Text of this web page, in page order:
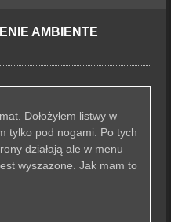
AMBIENTE
Dołożyłem listwy w
tylko pod nogami. Po tych
działają ale w menu
wyszazone. Jak mam to